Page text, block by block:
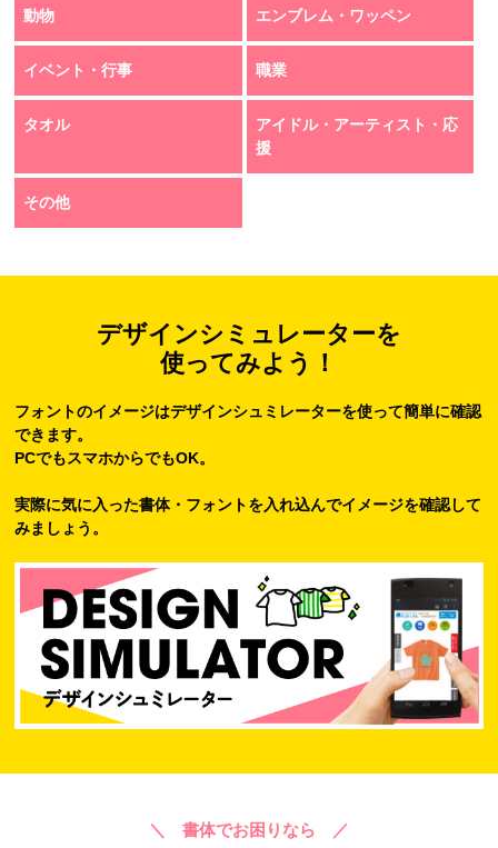
動物 エンブレム・ワッペン
イベント・行事 職業
タオル
アイドル・アーティスト・応
援
その他
デザインシミュレーターを
使ってみよう！
フォントのイメージはデザインシュミレーターを使って簡単に確認
できます。
PCでもスマホからでもOK。
実際に気に入った書体・フォントを入れ込んでイメージを確認して
みましょう。
＼ 書体でお困りなら ／